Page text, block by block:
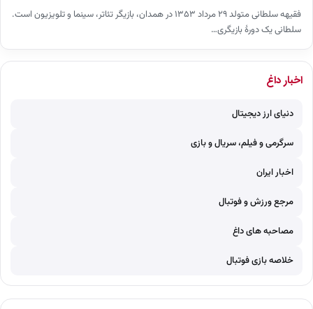
فقیهه سلطانی متولد ۲۹ مرداد ۱۳۵۳ در همدان، بازیگر تئاتر، سینما و تلویزیون است.
سلطانی یک دورهٔ بازیگری…
اخبار داغ
دنیای ارز دیجیتال
سرگرمی و فیلم، سریال و بازی
اخبار ایران
مرجع ورزش و فوتبال
مصاحبه های داغ
خلاصه بازی فوتبال